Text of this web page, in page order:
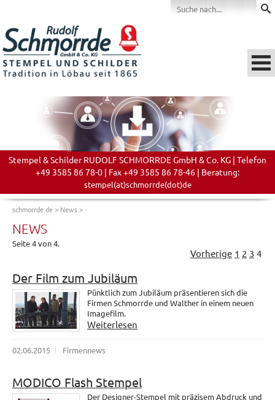
Stempel & Schilder RUDOLF SCHMORRDE GmbH & Co. KG | Telefon
+49 3585 86 78-0 | Fax +49 3585 86 78-46 | Beratung:
stempel(at)schmorrde(dot)de
schmorrde.de> News>
NEWS
Seite 4 von 4.
Vorherige 1 2 3 4
Der Film zum Jubiläum
Pünktlich zum Jubiläum präsentieren sich die
Firmen Schmorrde und Walther in einem neuen
Imagefilm.
Weiterlesen
02.06.2015 Firmennews
MODICO Flash Stempel
Der Designer-Stempel mit präzisem Abdruck und